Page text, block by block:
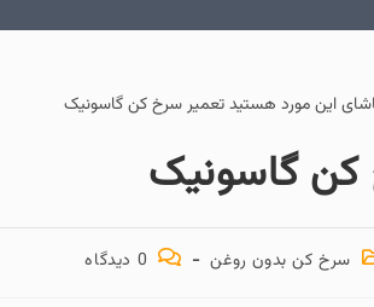
کن گاسونیک
سرخ کن بدون روغن 0 دیدگاه